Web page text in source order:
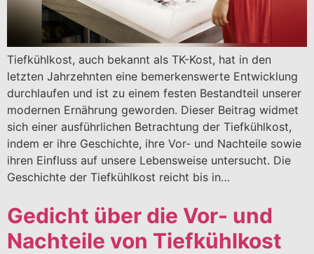
Tiefkühlkost, auch bekannt als TK-Kost, hat in den
letzten Jahrzehnten eine bemerkenswerte Entwicklung
durchlaufen und ist zu einem festen Bestandteil unserer
modernen Ernährung geworden. Dieser Beitrag widmet
sich einer ausführlichen Betrachtung der Tiefkühlkost,
indem er ihre Geschichte, ihre Vor- und Nachteile sowie
ihren Einfluss auf unsere Lebensweise untersucht. Die
Geschichte der Tiefkühlkost reicht bis in…
Gedicht über die Vor- und
Nachteile von Tiefkühlkost